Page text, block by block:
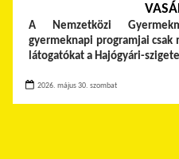
A Nemzetközi
gyermeknapi programjai csak
látogatókat a Hajógyári-
2026. május 30. szombat